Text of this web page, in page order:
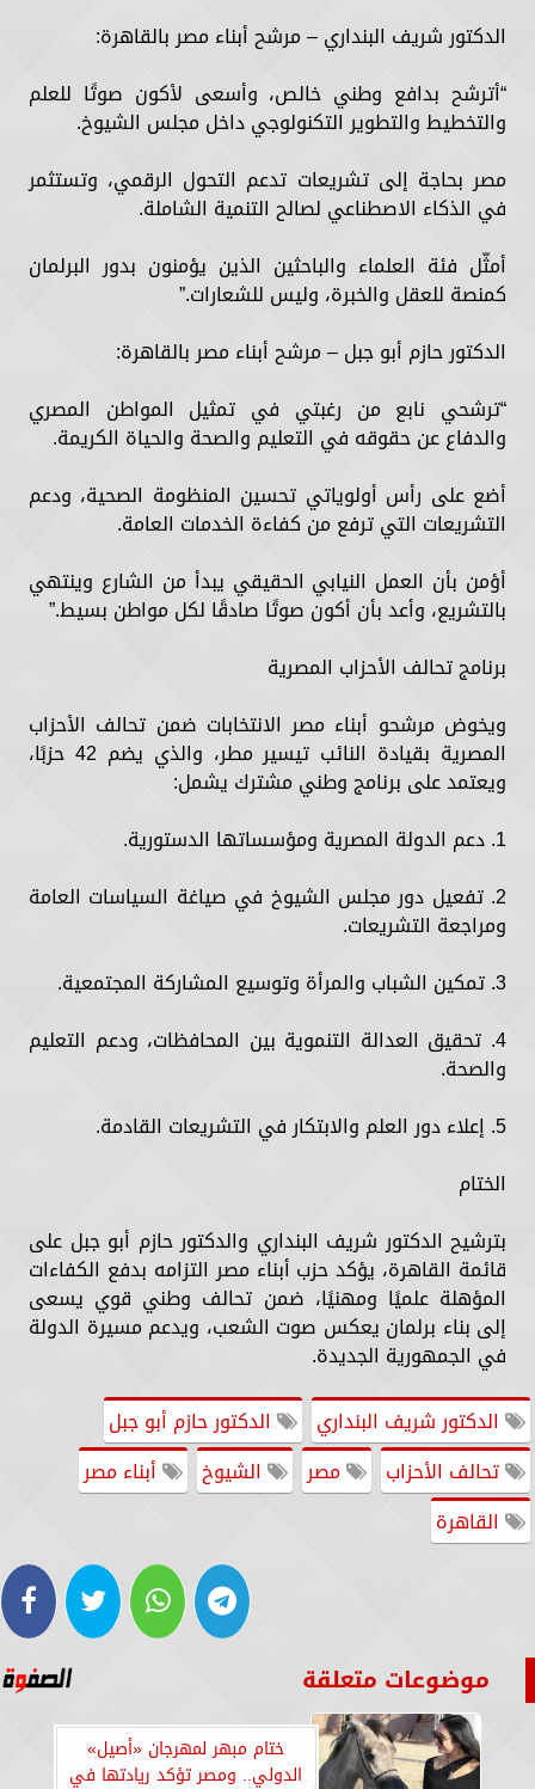
الدكتور شريف البنداري – مرشح أبناء مصر بالقاهرة:
“أترشح بدافع وطني خالص، وأسعى لأكون صوتًا للعلم
والتخطيط والتطوير التكنولوجي داخل مجلس الشيوخ.
مصر بحاجة إلى تشريعات تدعم التحول الرقمي، وتستثمر
في الذكاء الاصطناعي لصالح التنمية الشاملة.
أمثّل فئة العلماء والباحثين الذين يؤمنون بدور البرلمان
كمنصة للعقل والخبرة، وليس للشعارات.”
الدكتور حازم أبو جبل – مرشح أبناء مصر بالقاهرة:
“ترشحي نابع من رغبتي في تمثيل المواطن المصري
والدفاع عن حقوقه في التعليم والصحة والحياة الكريمة.
أضع على رأس أولوياتي تحسين المنظومة الصحية، ودعم
التشريعات التي ترفع من كفاءة الخدمات العامة.
أؤمن بأن العمل النيابي الحقيقي يبدأ من الشارع وينتهي
بالتشريع، وأعد بأن أكون صوتًا صادقًا لكل مواطن بسيط.”
برنامج تحالف الأحزاب المصرية
ويخوض مرشحو أبناء مصر الانتخابات ضمن تحالف الأحزاب
المصرية بقيادة النائب تيسير مطر، والذي يضم 42 حزبًا،
ويعتمد على برنامج وطني مشترك يشمل:
1. دعم الدولة المصرية ومؤسساتها الدستورية.
2. تفعيل دور مجلس الشيوخ في صياغة السياسات العامة
ومراجعة التشريعات.
3. تمكين الشباب والمرأة وتوسيع المشاركة المجتمعية.
4. تحقيق العدالة التنموية بين المحافظات، ودعم التعليم
والصحة.
5. إعلاء دور العلم والابتكار في التشريعات القادمة.
الختام
بترشيح الدكتور شريف البنداري والدكتور حازم أبو جبل على
قائمة القاهرة، يؤكد حزب أبناء مصر التزامه بدفع الكفاءات
المؤهلة علميًا ومهنيًا، ضمن تحالف وطني قوي يسعى
إلى بناء برلمان يعكس صوت الشعب، ويدعم مسيرة الدولة
في الجمهورية الجديدة.
الدكتور شريف البنداري
الدكتور حازم أبو جبل
تحالف الأحزاب
مصر الشيوخ
أبناء مصر
القاهرة
موضوعات متعلقة
ختام مبهر لمهرجان «أصيل»
الدولي.. ومصر تؤكد ريادتها في